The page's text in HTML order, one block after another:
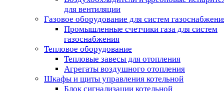
для вентиляции
Газовое оборудование для систем
Промышленные счетчики газа для систем
газоснабжения
Тепловое оборудование
Тепловые завесы для отопления
Агрегаты воздушного отопления
Шкафы и щиты управления котельной
Блок сигнализации котельной